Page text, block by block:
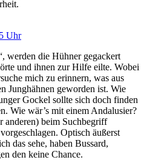
Uhr
werden die Hühner gegackert
und ihnen zur Hilfe eilte. Wobei
mich zu erinnern, was aus
Junghähnen geworden ist. Wie
Gockel sollte sich doch finden
Wie wär’s mit einem Andalusier?
anderen) beim Suchbegriff
Optisch äußerst
das sehe, haben Bussard,
den keine Chance.